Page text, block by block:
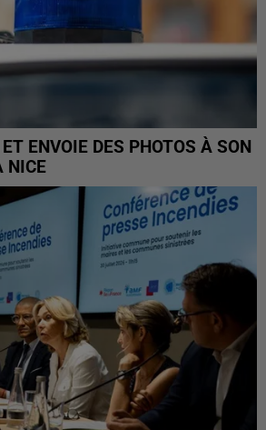
ENVOIE DES PHOTOS À SON
NICE